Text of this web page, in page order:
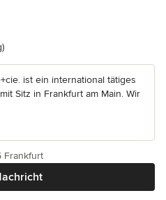
5 von 5 Sternen
ist ein international tätiges
Sitz in Frankfurt am Main. Wir
Frankfurt